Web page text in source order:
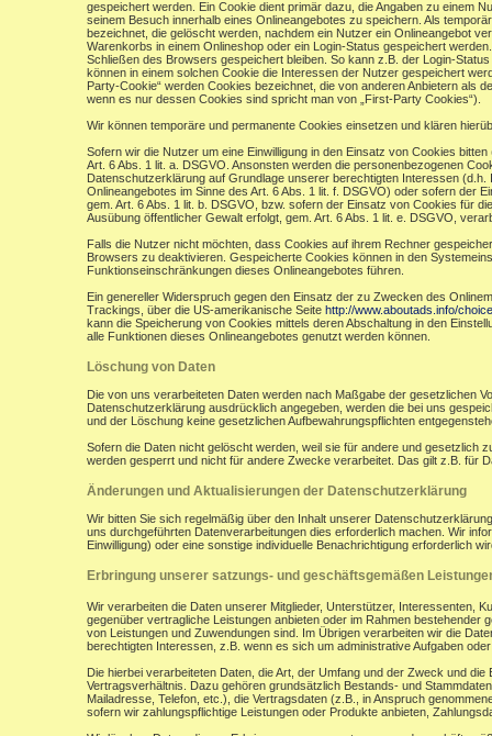
gespeichert werden. Ein Cookie dient primär dazu, die Angaben zu einem
seinem Besuch innerhalb eines Onlineangebotes zu speichern. Als
bezeichnet, die gelöscht werden, nachdem ein Nutzer ein Onlineangebot
Warenkorbs in einem Onlineshop oder ein Login-Status gespeichert
Schließen des Browsers gespeichert bleiben. So kann z.B. der Login-
können in einem solchen Cookie die Interessen der Nutzer gespeichert
Party-Cookie“ werden Cookies bezeichnet, die von anderen Anbietern als
wenn es nur dessen Cookies sind spricht man von „First-Party Cookies“).
Wir können temporäre und permanente Cookies einsetzen und klären
Sofern wir die Nutzer um eine Einwilligung in den Einsatz von Cookies
Art. 6 Abs. 1 lit. a. DSGVO. Ansonsten werden die personenbezogenen
Datenschutzerklärung auf Grundlage unserer berechtigten Interessen
Onlineangebotes im Sinne des Art. 6 Abs. 1 lit. f. DSGVO) oder sofern der
gem. Art. 6 Abs. 1 lit. b. DSGVO, bzw. sofern der Einsatz von Cookies für
Ausübung öffentlicher Gewalt erfolgt, gem. Art. 6 Abs. 1 lit. e. DSGVO,
Falls die Nutzer nicht möchten, dass Cookies auf ihrem Rechner
Browsers zu deaktivieren. Gespeicherte Cookies können in den
Funktionseinschränkungen dieses Onlineangebotes führen.
Ein genereller Widerspruch gegen den Einsatz der zu Zwecken des
Trackings, über die US-amerikanische Seite http://www.aboutads.info/
kann die Speicherung von Cookies mittels deren Abschaltung in den
alle Funktionen dieses Onlineangebotes genutzt werden können.
Löschung von Daten
Die von uns verarbeiteten Daten werden nach Maßgabe der gesetzlichen
Datenschutzerklärung ausdrücklich angegeben, werden die bei uns
und der Löschung keine gesetzlichen Aufbewahrungspflichten
Sofern die Daten nicht gelöscht werden, weil sie für andere und gesetzlich
werden gesperrt und nicht für andere Zwecke verarbeitet. Das gilt z.B. für
Änderungen und Aktualisierungen der Datenschutzerklärung
Wir bitten Sie sich regelmäßig über den Inhalt unserer
uns durchgeführten Datenverarbeitungen dies erforderlich machen. Wir
Einwilligung) oder eine sonstige individuelle Benachrichtigung erforderlich
Erbringung unserer satzungs- und geschäftsgemäßen
Wir verarbeiten die Daten unserer Mitglieder, Unterstützer, Interessenten,
gegenüber vertragliche Leistungen anbieten oder im Rahmen
von Leistungen und Zuwendungen sind. Im Übrigen verarbeiten wir die
berechtigten Interessen, z.B. wenn es sich um administrative Aufgaben
Die hierbei verarbeiteten Daten, die Art, der Umfang und der Zweck und
Vertragsverhältnis. Dazu gehören grundsätzlich Bestands- und
Mailadresse, Telefon, etc.), die Vertragsdaten (z.B., in Anspruch
sofern wir zahlungspflichtige Leistungen oder Produkte anbieten,